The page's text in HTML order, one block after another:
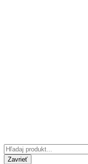
Zavrieť